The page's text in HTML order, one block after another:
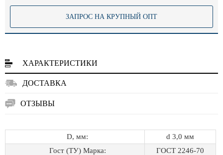
ЗАПРОС НА КРУПНЫЙ ОПТ
ХАРАКТЕРИСТИКИ
ДОСТАВКА
ОТЗЫВЫ
D, мм:
d 3,0 мм
Гост (ТУ) Марка:
ГОСТ 2246-70